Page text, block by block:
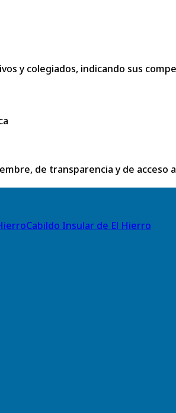
y colegiados, indicando sus
de transparencia y de acceso
Cabildo Insular de El Hierro